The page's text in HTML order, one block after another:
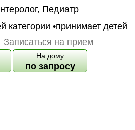
, Педиатр
категории •принимает детей
Записаться на прием
На дому
по запросу